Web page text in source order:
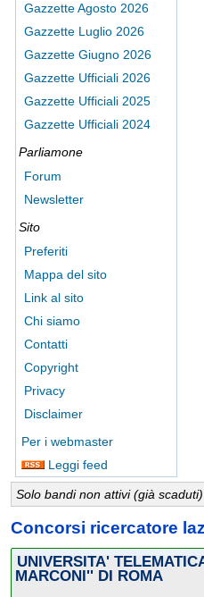
Gazzette Agosto 2026
Gazzette Luglio 2026
Gazzette Giugno 2026
Gazzette Ufficiali 2026
Gazzette Ufficiali 2025
Gazzette Ufficiali 2024
Parliamone
Forum
Newsletter
Sito
Preferiti
Mappa del sito
Link al sito
Chi siamo
Contatti
Copyright
Privacy
Disclaimer
Per i webmaster
Leggi feed
Solo bandi non attivi (già scaduti)
Concorsi ricercatore
UNIVERSITA'
MARCONI'' DI ROMA